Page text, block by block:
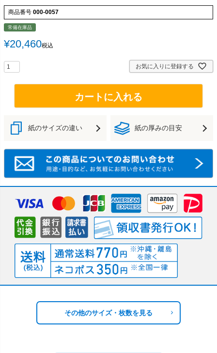
商品番号 000-0057
常備在庫品
¥20,460税込
お気に入りに登録する
カートに入れる
紙のサイズの違い 紙の厚みの目安
その他のサイズ・枚数を見る